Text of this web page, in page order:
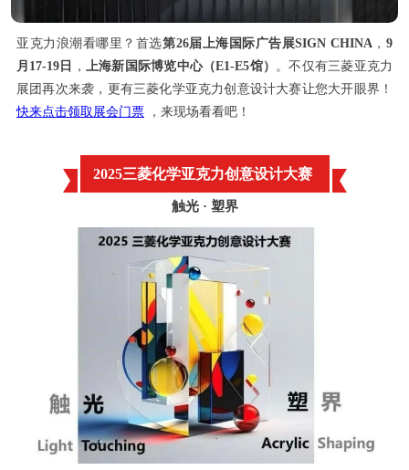
亚克力浪潮看哪里？首选第26届上海国际广告展SIGN CHINA，9
月17-19日
， 上海新国际博览中心（E1-E5馆） 。不仅有三菱亚克力
展团再次来袭，更有三菱化学亚克力创意设计大赛让您大开眼界！
快来点击领取展会门票 ，来现场看看吧！
2025三菱化学亚克力创意设计大赛
触光 · 塑界